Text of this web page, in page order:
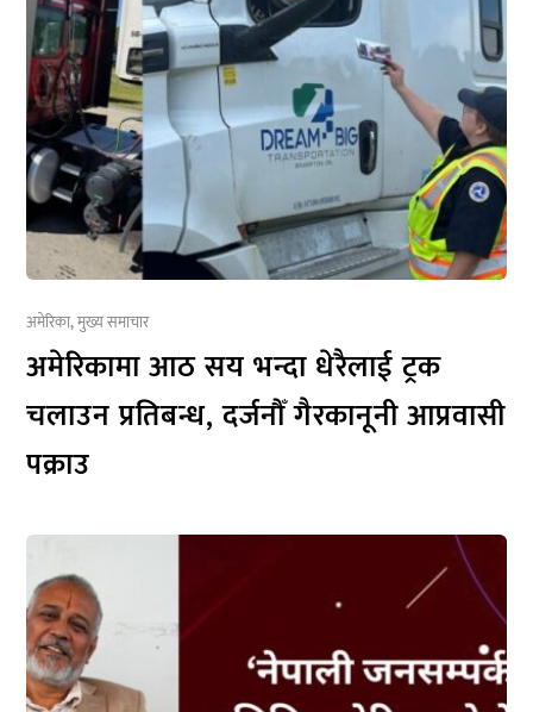
अमेरिका,मुख्य समाचार
अमेरिकामा आठ सय भन्दा धेरैलाई ट्रक
चलाउन प्रतिबन्ध, दर्जनौँ गैरकानूनी आप्रवासी
पक्राउ